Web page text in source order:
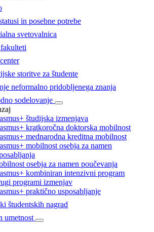
in posebne potrebe
svetovalnica
storitve za študente
neformalno pridobljenega znanja
sodelovanje
študijska izmenjava
kratkoročna doktorska mobilnost
mednarodna kreditna mobilnost
mobilnost osebja za namen
osebja za namen poučevanja
kombiniran intenzivni program
programi izmenjav
praktično usposabljanje
študentskih nagrad
umetnost